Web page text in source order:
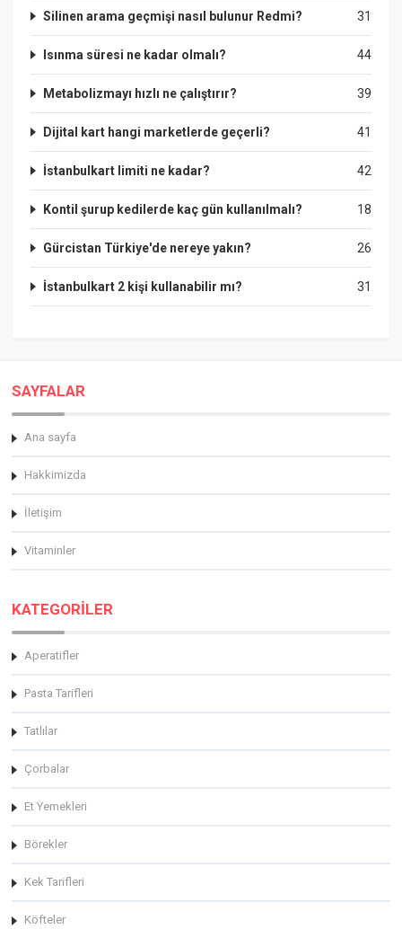
31
Silinen arama geçmişi nasıl bulunur Redmi?
44
Isınma süresi ne kadar olmalı?
39
Metabolizmayı hızlı ne çalıştırır?
41
Dijital kart hangi marketlerde geçerli?
42
İstanbulkart limiti ne kadar?
18
Kontil şurup kedilerde kaç gün kullanılmalı?
26
Gürcistan Türkiye'de nereye yakın?
31
İstanbulkart 2 kişi kullanabilir mı?
SAYFALAR
Ana sayfa
Hakkimizda
İletişim
Vitaminler
KATEGORİLER
Aperatifler
Pasta Tarifleri
Tatlılar
Çorbalar
Et Yemekleri
Börekler
Kek Tarifleri
Köfteler